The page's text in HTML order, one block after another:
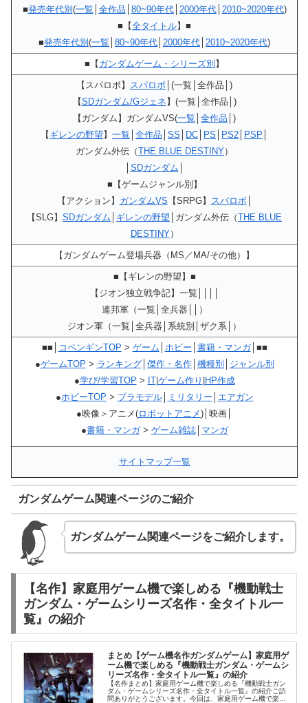
■発売年代別 (一覧 全作品 80~90年代│ 2000年代│ 2010~2020年代)
■【全タイトル】■
■発売年代別 (一覧 80~90年代 2000年代 2010~2020年代)
■【 ガンダムゲーム・シリーズ別 】
【スパロボ】 スパロボ │(一覧│全作品│)
【SDガンダム/Gジェネ 】(一覧│全作品│)
【ガンダム】ガンダムVS(一覧 全作品 │)
【 ギレンの野望 】 一覧 全作品 SS DC PS PS2 PSP
ガンダム外伝（THE BLUE DESTINY）
SDガンダム
■【ゲームジャンル別】
【アクション】 ガンダムVS 【SRPG】 スパロボ│
【SLG】 SDガンダム ギレンの野望 │ガンダム外伝（THE BLUE
DESTINY）
【ガンダムゲーム登場兵器（MS／MA/その他）】
■【ギレンの野望】■
【ジオン独立戦争記】一覧││││
連邦軍（一覧│全兵器││）
ジオン軍（一覧│全兵器│系統別│ザク系│）
■■│ コペンギンTOP > ゲーム ホビー 書籍・マンガ│■■
●ゲームTOP > ランキング│ 傑作・名作│ 機種別
ジャンル別
●学び/学習TOP > IT| ゲーム作り HP作成
●ホビーTOP > プラモデル│ ミリタリー
エアガン
●映像＞アニメ(ロボットアニメ)│映画│
●書籍・マンガ> ゲーム雑誌│ マンガ
サイトマップ一覧
ガンダムゲーム関連ページのご紹介
ガンダムゲーム関連ページをご紹介します。
【名作】家庭用ゲーム機で楽しめる『機動戦士
ガンダム・ゲームシリーズ名作・全タイトル一
覧』の紹介
まとめ【ゲーム機名作ガンダムゲーム】家庭用ゲ
ーム機で楽しめる『機動戦士ガンダム・ゲームシ
リーズ名作・全タイトル一覧』の紹介
【名作まとめ】家庭用ゲーム機で楽しめる『機動戦士ガン
ダム・ゲームシリーズ名作・全タイトル一覧』の紹介ご訪
問ありがとうございます。今回は、家庭用ゲーム機で楽し